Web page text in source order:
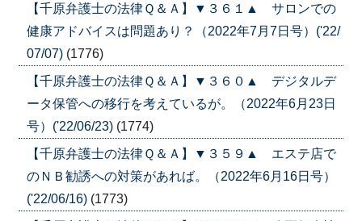
【千原弁護士の法律Ｑ＆Ａ】▼３６１▲ サロンでの
健康アドバイスは問題あり？（2022年7月7日号）('22/
07/07) (1776)
【千原弁護士の法律Ｑ＆Ａ】▼３６０▲ デジタルデ
ータ保管への移行を考えているが。（2022年6月23日
号）('22/06/23) (1774)
【千原弁護士の法律Ｑ＆Ａ】▼３５９▲ エステ店で
のＮＢ勧誘への対策があれば。（2022年6月16日号）
('22/06/16) (1773)